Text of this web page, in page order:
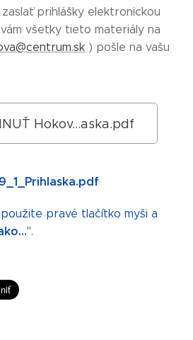
prihlášky elektronickou
všetky tieto materiály na
) pošle na vašu
Hokov...aska.pdf
pravé tlačítko myši a
".